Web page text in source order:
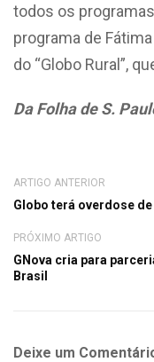
todos os
programa de
do “Globo Rural”,
Da Folha de S.
ARTIGO ANTERIOR
Globo terá overdose de
PRÓXIMO ARTIGO
GNova cria para
Brasil
Deixe um